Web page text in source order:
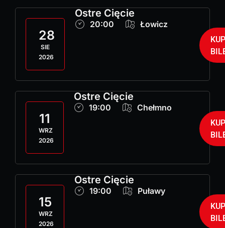
28
SIE
2026
Ostre Cięcie
20:00 Łowicz
KUP
11
WRZ
2026
Ostre Cięcie
19:00 Chełmno
KUP
15
WRZ
2026
Ostre Cięcie
19:00 Puławy
KUP